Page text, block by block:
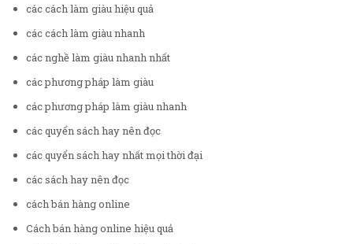
các cách làm giàu hiệu quả
các cách làm giàu nhanh
các nghề làm giàu nhanh nhất
các phương pháp làm giàu
các phương pháp làm giàu nhanh
các quyển sách hay nên đọc
các quyển sách hay nhất mọi thời đại
các sách hay nên đọc
cách bán hàng online
Cách bán hàng online hiệu quả